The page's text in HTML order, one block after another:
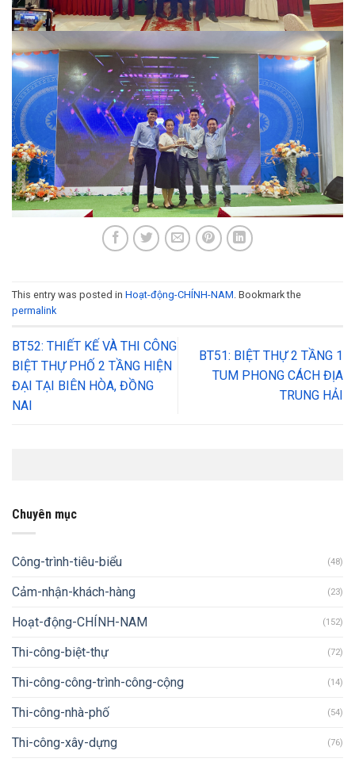
This entry was posted in Hoạt-động-CHÍNH-NAM . Bookmark the
permalink
BT52: THIẾT KẾ VÀ THI CÔNG
BIỆT THỰ PHỐ 2 TẦNG HIỆN
ĐẠI TẠI BIÊN HÒA, ĐỒNG
NAI
BT51: BIỆT THỰ 2 TẦNG 1
TUM PHONG CÁCH ĐỊA
TRUNG HẢI
Chuyên mục
Công-trình-tiêu-biểu (48)
Cảm-nhận-khách-hàng (23)
Hoạt-động-CHÍNH-NAM (152)
Thi-công-biệt-thự (72)
Thi-công-công-trình-công-cộng (14)
Thi-công-nhà-phố (54)
Thi-công-xây-dựng (76)